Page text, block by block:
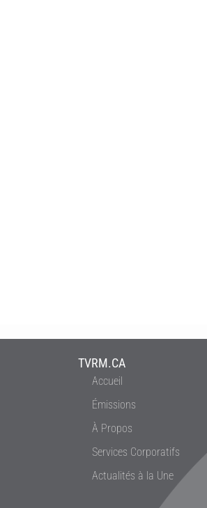
TVRM.CA
Accueil
Émissions
À Propos
Services Corporatifs
Actualités à la Une